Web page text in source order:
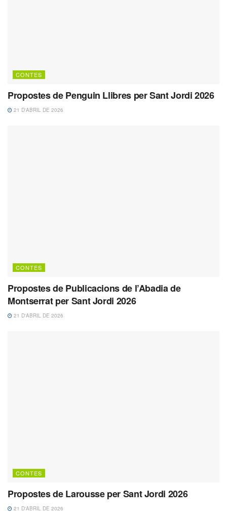
CONTES
Propostes de Penguin Llibres per Sant Jordi 2026
21 D'ABRIL DE 2026
CONTES
Propostes de Publicacions de l’Abadia de
Montserrat per Sant Jordi 2026
21 D'ABRIL DE 2026
CONTES
Propostes de Larousse per Sant Jordi 2026
21 D'ABRIL DE 2026